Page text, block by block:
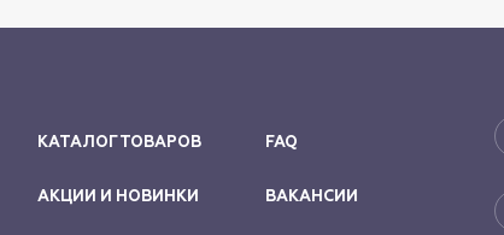
КАТАЛОГ ТОВАРОВ
АКЦИИ И НОВИНКИ
FAQ
ВАКАНСИИ